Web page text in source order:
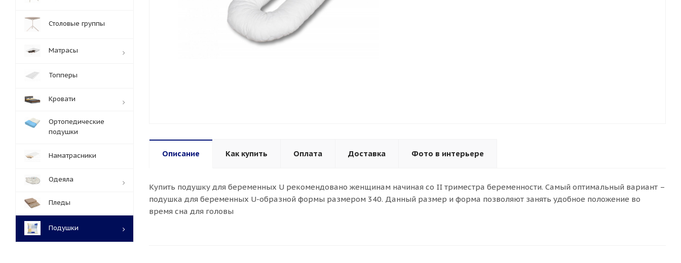
Описание Как купить Оплата Доставка Фото в интерьере
Купить подушку для беременных U рекомендовано женщинам начиная со II триместра беременности. Самый оптимальный вариант –
подушка для беременных U-образной формы размером 340. Данный размер и форма позволяют занять удобное положение во
время сна для головы
Столовые группы
Матрасы
Топперы
Кровати
Ортопедические
подушки
Наматрасники
Одеяла
Пледы
Подушки